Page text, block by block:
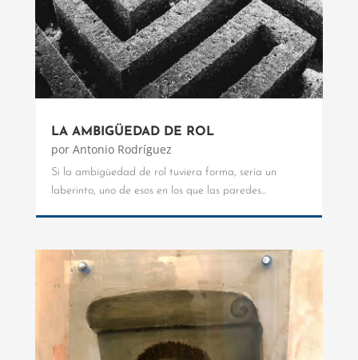
LA AMBIGÜEDAD DE ROL
por Antonio Rodríguez
Si la ambigüedad de rol tuviera forma, sería un
laberinto, uno de esos en los que las paredes...